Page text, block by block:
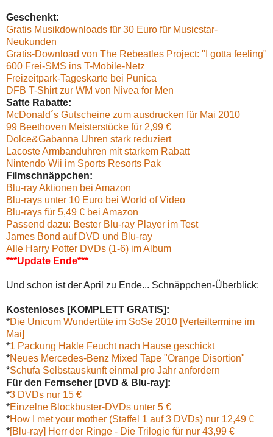
Geschenkt:
Gratis Musikdownloads für 30 Euro für Musicstar-
Neukunden
Gratis-Download von The Rebeatles Project: "I gotta feeling"
600 Frei-SMS ins T-Mobile-Netz
Freizeitpark-Tageskarte bei Punica
DFB T-Shirt zur WM von Nivea for Men
Satte Rabatte:
McDonald´s Gutscheine zum ausdrucken für Mai 2010
99 Beethoven Meisterstücke für 2,99 €
Dolce&Gabanna Uhren stark reduziert
Lacoste Armbanduhren mit starkem Rabatt
Nintendo Wii im Sports Resorts Pak
Filmschnäppchen:
Blu-ray Aktionen bei Amazon
Blu-rays unter 10 Euro bei World of Video
Blu-rays für 5,49 € bei Amazon
Passend dazu: Bester Blu-ray Player im Test
James Bond auf DVD und Blu-ray
Alle Harry Potter DVDs (1-6) im Album
***Update Ende***
Und schon ist der April zu Ende... Schnäppchen-Überblick:
Kostenloses [KOMPLETT GRATIS]:
*Die Unicum Wundertüte im SoSe 2010 [Verteiltermine im
Mai]
*1 Packung Hakle Feucht nach Hause geschickt
*Neues Mercedes-Benz Mixed Tape "Orange Disortion"
*Schufa Selbstauskunft einmal pro Jahr anfordern
Für den Fernseher [DVD & Blu-ray]:
*3 DVDs nur 15 €
*Einzelne Blockbuster-DVDs unter 5 €
*How I met your mother (Staffel 1 auf 3 DVDs) nur 12,49 €
*[Blu-ray] Herr der Ringe - Die Trilogie für nur 43,99 €